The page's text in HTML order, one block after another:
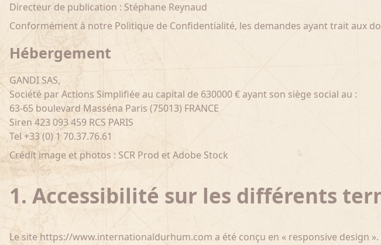
Directeur de publication : Stéphane Reynaud
Conformément à notre Politique de Confidentialité, les demandes ayant trait aux
Hébergement
GANDI SAS,
Société par Actions Simplifiée au capital de 630000 € ayant son siège social au :
63-65 boulevard Masséna Paris (75013) FRANCE
Siren 423 093 459 RCS PARIS
Tel +33 (0) 1 70.37.76.61
Crédit image et photos : SCR Prod et Adobe Stock
1. Accessibilité sur les différents
Le site https://www.internationaldurhum.com a été conçu en « responsive design